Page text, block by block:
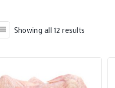
Showing all 12 results